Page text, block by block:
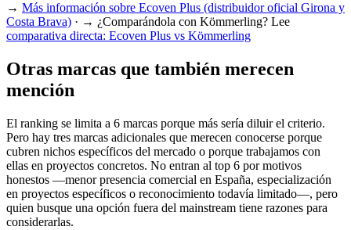
→ Más información sobre Ecoven Plus (distribuidor oficial Girona y
Costa Brava) · → ¿Comparándola con Kömmerling? Lee
comparativa directa: Ecoven Plus vs Kömmerling
Otras marcas que también merecen
mención
El ranking se limita a 6 marcas porque más sería diluir el criterio.
Pero hay tres marcas adicionales que merecen conocerse porque
cubren nichos específicos del mercado o porque trabajamos con
ellas en proyectos concretos. No entran al top 6 por motivos
honestos —menor presencia comercial en España, especialización
en proyectos específicos o reconocimiento todavía limitado—, pero
quien busque una opción fuera del mainstream tiene razones para
considerarlas.